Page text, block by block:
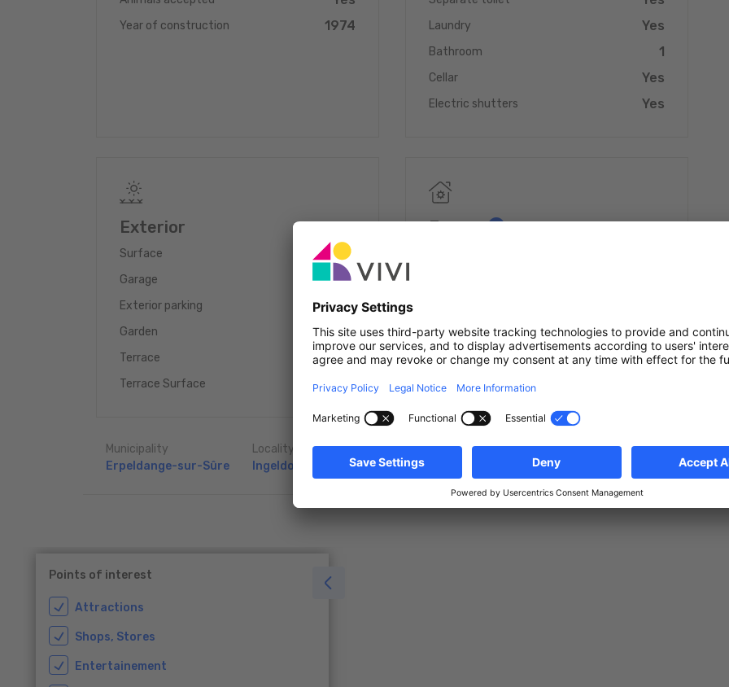
Proposition de crédit/financement à taux compétitif auprès d'une banque Luxembourgeoise incluse dans nos
services gratuits et complets 'SOLUTIONS ALL IN ONE'. Nous nous occupons de votre dossier. Laissez un ancien
Year of construction 1974 Laundry Yes
Bathroom 1
Cellar Yes
Electric shutters Yes
Exterior
Surface 5.68 ares
Garage 2
Exterior parking 4
Garden Yes
Terrace Yes
Terrace Surface 35 m2
Energy
Energy class (DPE) F
Thermal insulation F
Municipality
Erpeldange-sur-Sûre
Locality
Ingeldorf
Points of interest
Attractions
Shops, Stores
Entertainement